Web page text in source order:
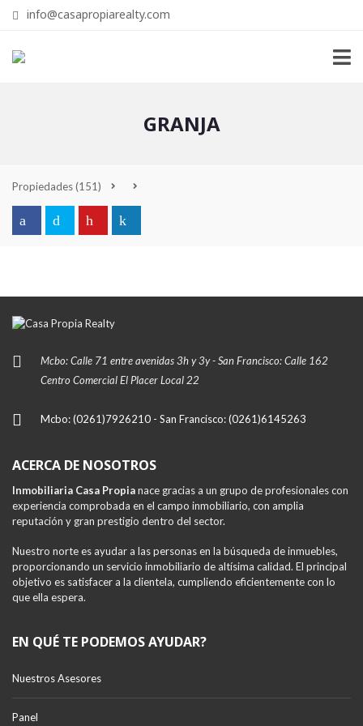
info@casapropiarealty.com
GRANJA
Propiedades(151)
Mcbo: Calle 71 entre avenidas 3h y 3y - San Francisco: Calle 162
Centro Comercial El Placer Local 22
Mcbo: (0261)7926210 - San Francisco: (0261)6145263
ACERCA DE NOSOTROS
Inmobiliaria Casa Propianace gracias a un grupo de profesionales con
experiencia comprobada en el campo inmobiliario, con amplia
reputación y gran prestigio dentro del sector.
Nuestro norte es ayudar a las personas en la búsqueda de inmuebles,
proporcionando un servicio inmobiliario de altísima calidad. El principal
objetivo es satisfacer a la clientela, cumpliendo eficientemente con lo
que ella espera.
EN QUÉ TE PODEMOS AYUDAR?
Nuestros Asesores
Panel